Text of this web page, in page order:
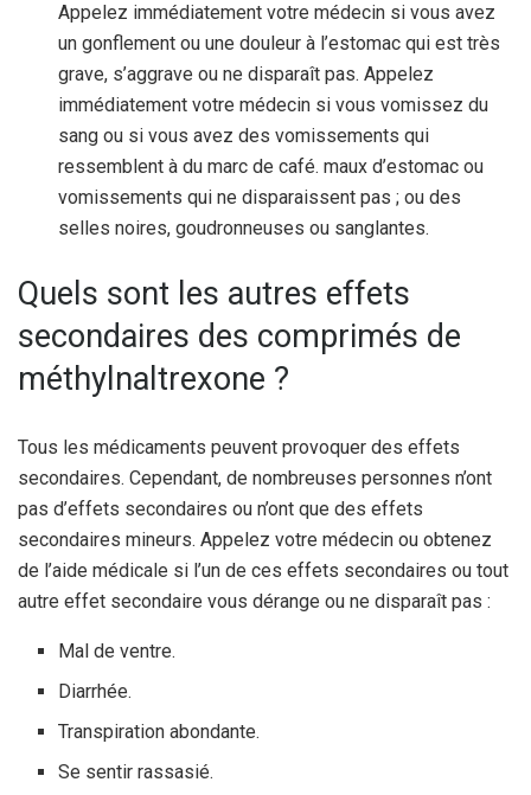
Appelez immédiatement votre médecin si vous avez
un gonflement ou une douleur à l’estomac qui est très
grave, s’aggrave ou ne disparaît pas. Appelez
immédiatement votre médecin si vous vomissez du
sang ou si vous avez des vomissements qui
ressemblent à du marc de café. maux d’estomac ou
vomissements qui ne disparaissent pas ; ou des
selles noires, goudronneuses ou sanglantes.
Quels sont les autres effets
secondaires des comprimés de
méthylnaltrexone ?
Tous les médicaments peuvent provoquer des effets
secondaires. Cependant, de nombreuses personnes n’ont
pas d’effets secondaires ou n’ont que des effets
secondaires mineurs. Appelez votre médecin ou obtenez
de l’aide médicale si l’un de ces effets secondaires ou tout
autre effet secondaire vous dérange ou ne disparaît pas :
Mal de ventre.
Diarrhée.
Transpiration abondante.
Se sentir rassasié.